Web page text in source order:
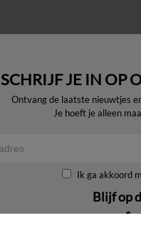
SCHRIJF JE IN OP
Ontvang de laatste nieuwtjes
Je hoeft je alleen
Ik ga akkoord
Blijf op